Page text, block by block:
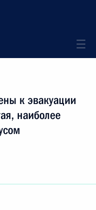
к эвакуации
наиболее